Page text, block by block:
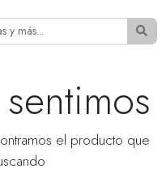
el producto que